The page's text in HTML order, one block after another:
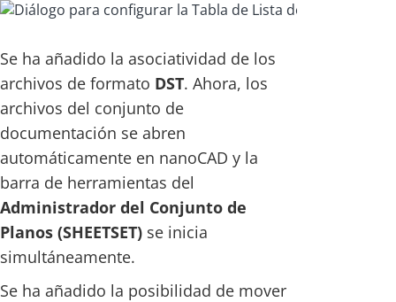
Se ha añadido la asociatividad de los
archivos de formato DST. Ahora, los
archivos del conjunto de
documentación se abren
automáticamente en nanoCAD y la
barra de herramientas del
Administrador del Conjunto de
Planos (SHEETSET) se inicia
simultáneamente.
Se ha añadido la posibilidad de mover